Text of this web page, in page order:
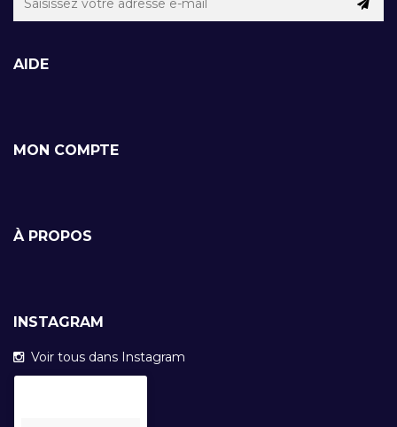
AIDE
MON COMPTE
À PROPOS
INSTAGRAM
Voir tous dans Instagram